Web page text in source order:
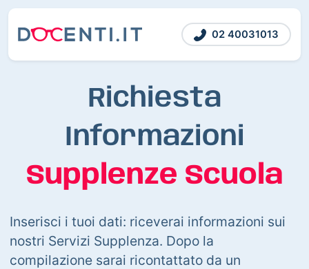
02 40031013
Richiesta
Informazioni
Supplenze Scuola
Inserisci i tuoi dati: riceverai informazioni sui
nostri Servizi Supplenza. Dopo la
compilazione sarai ricontattato da un